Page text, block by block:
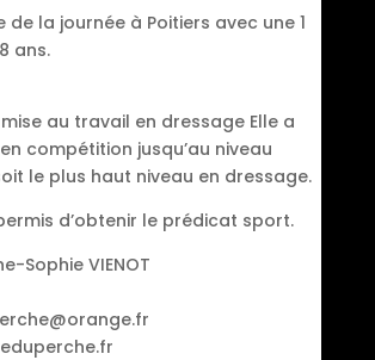
de la journée à Poitiers avec une 1
ans.
au travail en dressage Elle a
compétition jusqu’au niveau
le plus haut niveau en dressage.
d’obtenir le prédicat sport.
Sophie VIENOT